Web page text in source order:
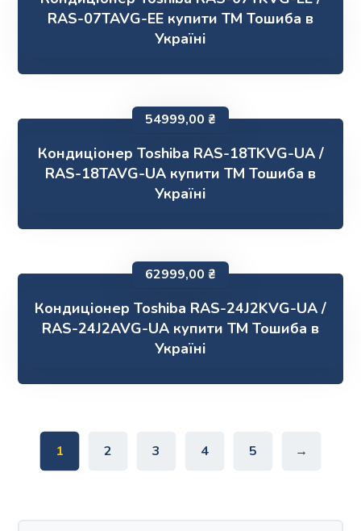
RAS-07TAVG-EE купити ТМ Тошиба в
Україні
Кондиціонер Toshiba RAS-18TKVG-UA /
RAS-18TAVG-UA купити ТМ Тошиба в
Україні
54999,00 ₴
Кондиціонер Toshiba RAS-24J2KVG-UA /
RAS-24J2AVG-UA купити ТМ Тошиба в
Україні
62999,00 ₴
1 2 3 4 5 →